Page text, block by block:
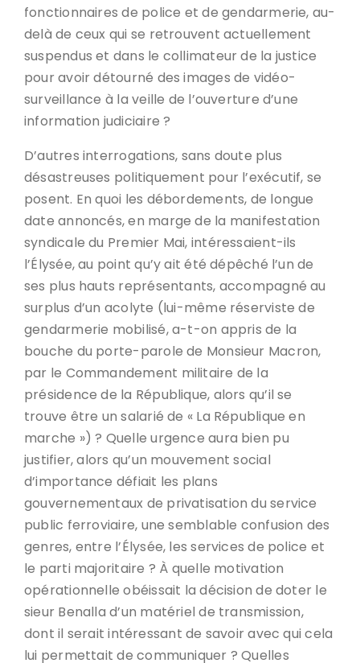
fonctionnaires de police et de gendarmerie, au-
delà de ceux qui se retrouvent actuellement
suspendus et dans le collimateur de la justice
pour avoir détourné des images de vidéo-
surveillance à la veille de l’ouverture d’une
information judiciaire ?
D’autres interrogations, sans doute plus
désastreuses politiquement pour l’exécutif, se
posent. En quoi les débordements, de longue
date annoncés, en marge de la manifestation
syndicale du Premier Mai, intéressaient-ils
l’Élysée, au point qu’y ait été dépêché l’un de
ses plus hauts représentants, accompagné au
surplus d’un acolyte (lui-même réserviste de
gendarmerie mobilisé, a-t-on appris de la
bouche du porte-parole de Monsieur Macron,
par le Commandement militaire de la
présidence de la République, alors qu’il se
trouve être un salarié de « La République en
marche ») ? Quelle urgence aura bien pu
justifier, alors qu’un mouvement social
d’importance défiait les plans
gouvernementaux de privatisation du service
public ferroviaire, une semblable confusion des
genres, entre l’Élysée, les services de police et
le parti majoritaire ? À quelle motivation
opérationnelle obéissait la décision de doter le
sieur Benalla d’un matériel de transmission,
dont il serait intéressant de savoir avec qui cela
lui permettait de communiquer ? Quelles